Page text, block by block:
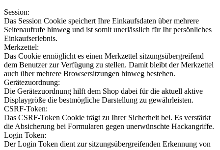
Session:
Das Session Cookie speichert Ihre Einkaufsdaten über mehrere
Seitenaufrufe hinweg und ist somit unerlässlich für Ihr persönliches
Einkaufserlebnis.
Merkzettel:
Das Cookie ermöglicht es einen Merkzettel sitzungsübergreifend
dem Benutzer zur Verfügung zu stellen. Damit bleibt der Merkzettel
auch über mehrere Browsersitzungen hinweg bestehen.
Gerätezuordnung:
Die Gerätezuordnung hilft dem Shop dabei für die aktuell aktive
Displaygröße die bestmögliche Darstellung zu gewährleisten.
CSRF-Token:
Das CSRF-Token Cookie trägt zu Ihrer Sicherheit bei. Es verstärkt
die Absicherung bei Formularen gegen unerwünschte Hackangriffe.
Login Token:
Der Login Token dient zur sitzungsübergreifenden Erkennung von